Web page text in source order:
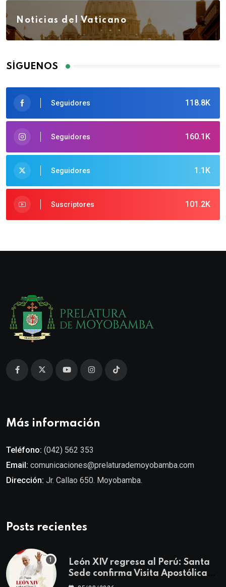
Noticias del Vaticano
SÍGUENOS
118.8K
Seguidores
160.1K
Seguidores
1.1K
Seguidores
101.2K
Suscriptores
Más información
Teléfono: (042) 562 353
Email: comunicaciones@prelaturademoyobamba.com
Dirección: Jr. Callao 650. Moyobamba.
Posts recientes
León XIV regresa al Perú: Santa
Sede confirma Visita Apostólica
del 11 al 17 de noviembre